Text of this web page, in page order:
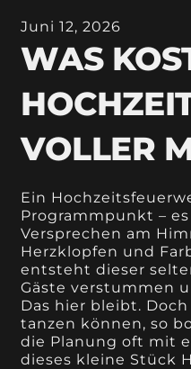
Juni 12, 2026
WAS
VOLLER
Ein
Programmpunkt –
Versprechen am
Herzklopfen und
entsteht dieser
Gäste verstummen
Das hier bleibt.
tanzen können, so
die Planung oft mit
dieses kleine Stück